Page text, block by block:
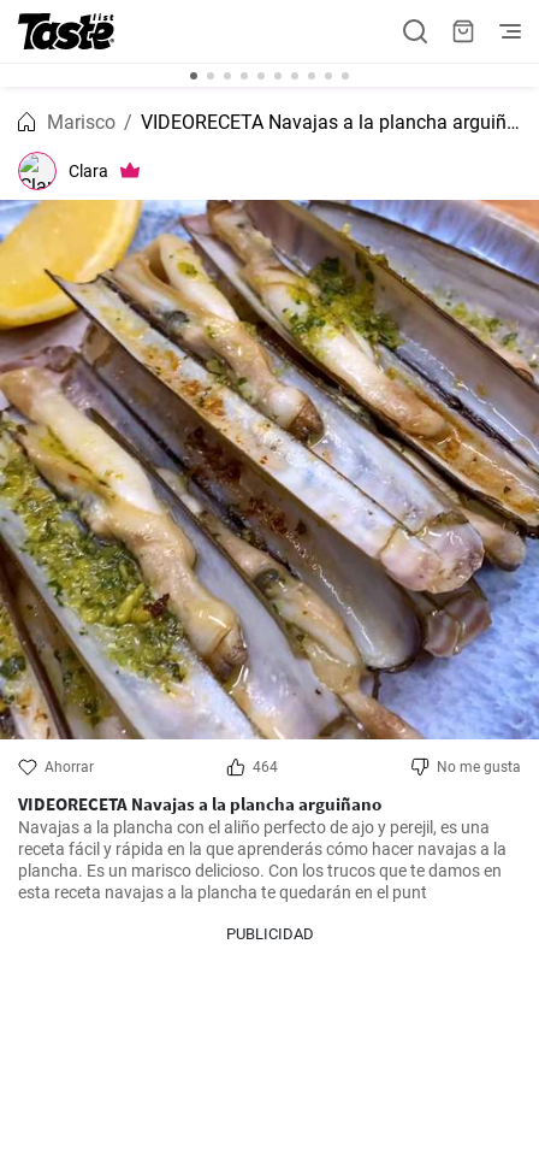
Marisco VIDEORECETA Navajas a la plancha arguiñano
Clara
Ahorrar 464 No me gusta
VIDEORECETA Navajas a la plancha arguiñano
Navajas a la plancha con el aliño perfecto de ajo y perejil, es una
receta fácil y rápida en la que aprenderás cómo hacer navajas a la
plancha. Es un marisco delicioso. Con los trucos que te damos en
esta receta navajas a la plancha te quedarán en el punt
PUBLICIDAD